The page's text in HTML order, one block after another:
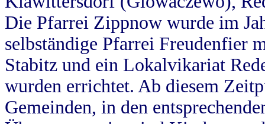
Die Pfarrei Zippnow wurde im
selbständige Pfarrei Freudenfier
Stabitz und ein Lokalvikariat
wurden errichtet. Ab diesem
Gemeinden, in den